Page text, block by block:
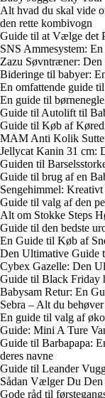
Alt hvad du skal vide
den rette kombivogn
Guide til at Vælge det
SNS Ammesystem:
Zazu Søvntræner:
Bideringe til babyer:
En omfattende guide
En guide til
Guide til Autolift til
Guide til Køb af
MAM Anti Kolik
Jellycat Kanin 31 cm:
Guiden til
Guide til brug af en
Sengehimmel:
Guide til valg af den
Alt om Stokke Steps
Guide til den bedste
En Guide til Køb af
Den Ultimative Guide
Cybex Gazelle: Den
Guide til Black Friday
Babysam Retur: En
Sebra – Alt du
En guide til valg af
Guide: Mini A Ture
Guide til Barbapapa:
deres navne
Guide til Leander
Sådan Vælger Du
Gode råd til